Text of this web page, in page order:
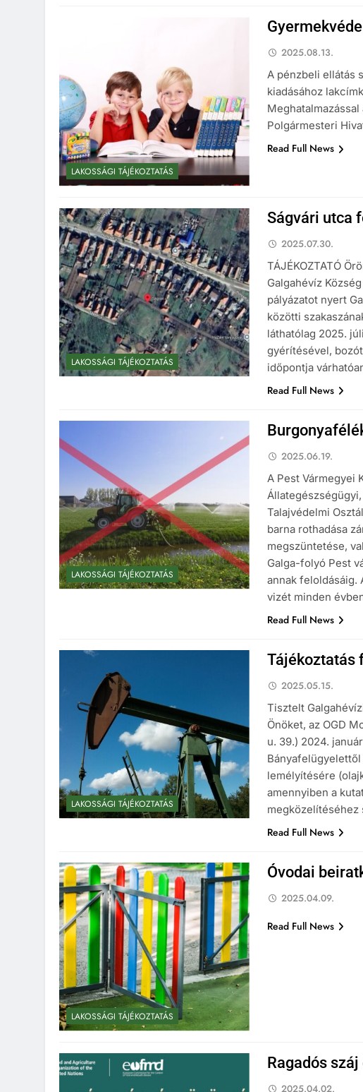
LAKOSSÁGI TÁJÉKOZTATÁS
2025.08.13.
A pénzbeli ellátás
kiadásához
Polgármesteri
Read Full News
LAKOSSÁGI TÁJÉKOZTATÁS
Ságvári utca
2025.07.30.
TÁJÉKOZTATÓ
Galgahévíz
pályázatot nyert
közötti
láthatólag 2025.
gyérítésével,
időpontja
Read Full News
LAKOSSÁGI TÁJÉKOZTATÁS
2025.06.19.
A Pest Vármegyei
Talajvédelmi
barna rothadása
megszüntetése,
Galga-folyó Pest
annak
vizét minden
Read Full News
LAKOSSÁGI TÁJÉKOZTATÁS
Tájékoztatás
2025.05.15.
Tisztelt
Önöket, az OGD
u. 39.) 2024.
lemélyítésére
amennyiben a
Read Full News
LAKOSSÁGI TÁJÉKOZTATÁS
Óvodai
2025.04.09.
Read Full News
Ragadós
2025.04.02.